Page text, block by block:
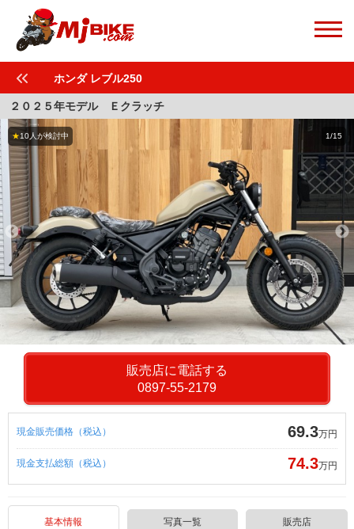
ホンダ レブル250
２０２５年モデル Ｅクラッチ
1/15
★10人が検討中
販売店に電話する
0897-55-2179
現金販売価格（税込） 69.3万円
現金支払総額（税込） 74.3万円
基本情報 写真一覧 販売店